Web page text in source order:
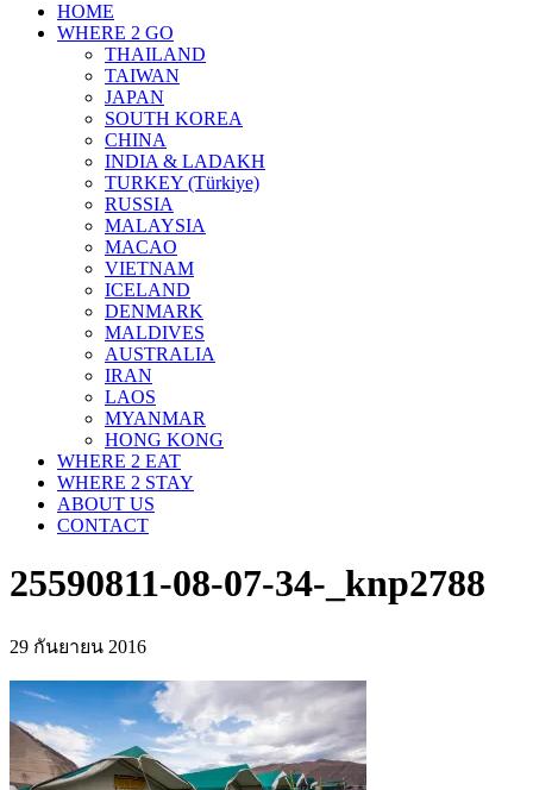
HOME
WHERE 2 GO
THAILAND
TAIWAN
JAPAN
SOUTH KOREA
CHINA
INDIA & LADAKH
TURKEY (Türkiye)
RUSSIA
MALAYSIA
MACAO
VIETNAM
ICELAND
DENMARK
MALDIVES
AUSTRALIA
IRAN
LAOS
MYANMAR
HONG KONG
WHERE 2 EAT
WHERE 2 STAY
ABOUT US
CONTACT
25590811-08-07-34-_knp2788
29 กันยายน 2016